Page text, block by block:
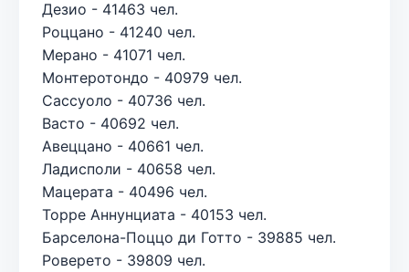
Дезио - 41463 чел.
Роццано - 41240 чел.
Мерано - 41071 чел.
Монтеротондо - 40979 чел.
Сассуоло - 40736 чел.
Васто - 40692 чел.
Авеццано - 40661 чел.
Ладисполи - 40658 чел.
Мацерата - 40496 чел.
Торре Аннунциата - 40153 чел.
Барселона-Поццо ди Готто - 39885 чел.
Роверето - 39809 чел.